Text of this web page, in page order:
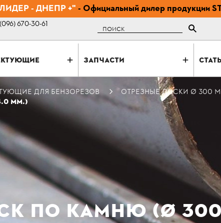
- ДНЕПР +"- Официальный дилер продукции
(096) 670-30-61
Поиск
ЗАПЧАСТИ
ДЛЯ БЕНЗОРЕЗОВ
ОТРЕЗНЫЕ ДИСКИ Ø 300
ММ.)
ПО КАМНЮ (Ø